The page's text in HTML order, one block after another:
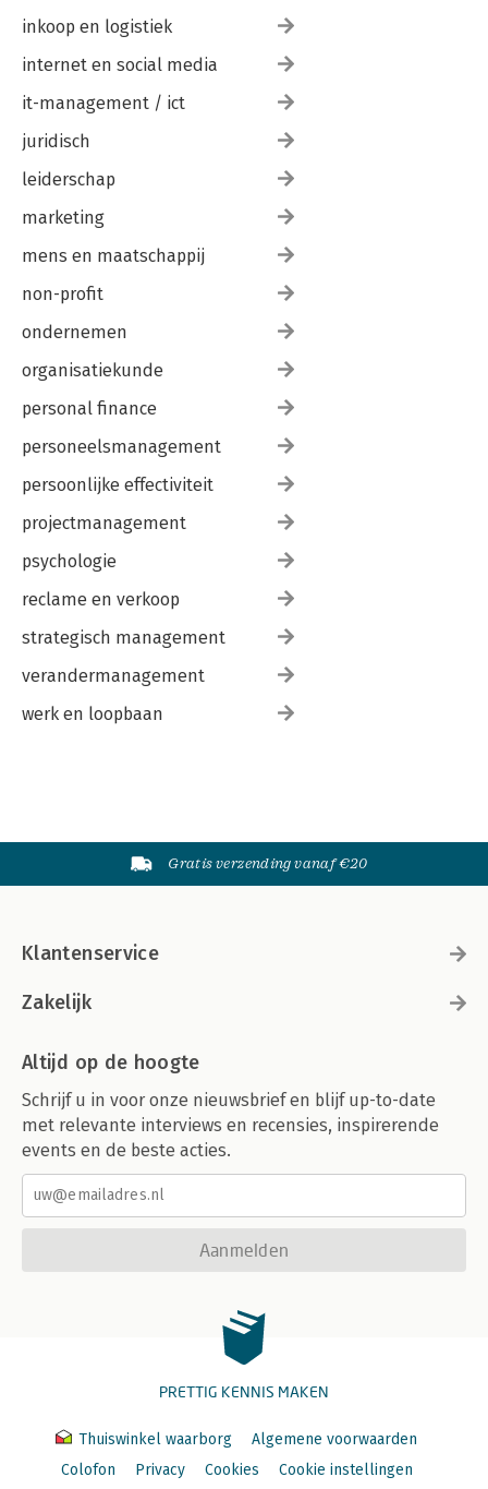
inkoop en logistiek
internet en social media
it-management / ict
juridisch
leiderschap
marketing
mens en maatschappij
non-profit
ondernemen
organisatiekunde
personal finance
personeelsmanagement
persoonlijke effectiviteit
projectmanagement
psychologie
reclame en verkoop
strategisch management
verandermanagement
werk en loopbaan
Gratis verzending vanaf €20
Klantenservice
Zakelijk
Altijd op de hoogte
Schrijf u in voor onze nieuwsbrief en blijf up-to-date
met relevante interviews en recensies, inspirerende
events en de beste acties.
Aanmelden
PRETTIG KENNIS MAKEN
Thuiswinkel waarborg
Algemene voorwaarden
Colofon
Privacy Cookies Cookie instellingen